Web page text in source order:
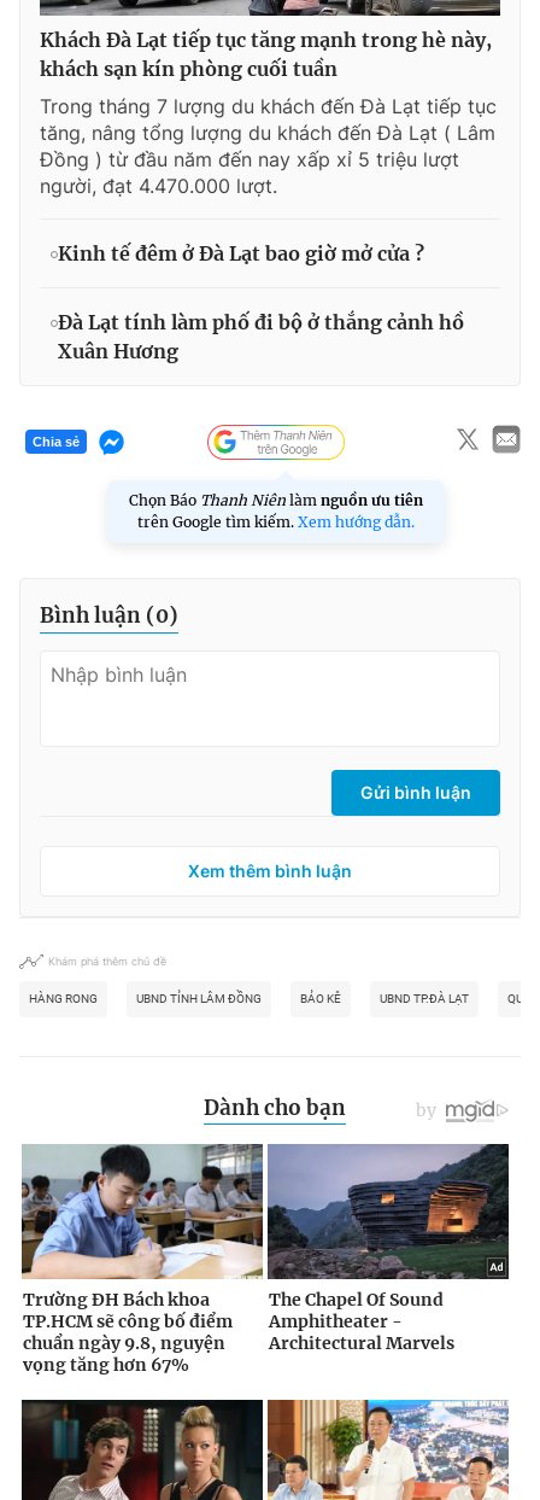
Khách Đà Lạt tiếp tục tăng mạnh trong hè này,
khách sạn kín phòng cuối tuần
Trong tháng 7 lượng du khách đến Đà Lạt tiếp tục
tăng, nâng tổng lượng du khách đến Đà Lạt ( Lâm
Đồng ) từ đầu năm đến nay xấp xỉ 5 triệu lượt
người, đạt 4.470.000 lượt.
Kinh tế đêm ở Đà Lạt bao giờ mở cửa ?
Đà Lạt tính làm phố đi bộ ở thắng cảnh hồ
Xuân Hương
Chia sẻ
Chọn Báo Thanh Niên làm nguồn ưu tiên
trên Google tìm kiếm. Xem hướng dẫn.
Bình luận (0)
Gửi bình luận
Xem thêm bình luận
Khám phá thêm chủ đề
HÀNG RONG UBND TỈNH LÂM ĐỒNG BẢO KÊ UBND TP.ĐÀ LẠT